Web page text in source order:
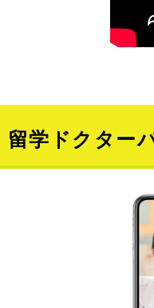
留学ドクター